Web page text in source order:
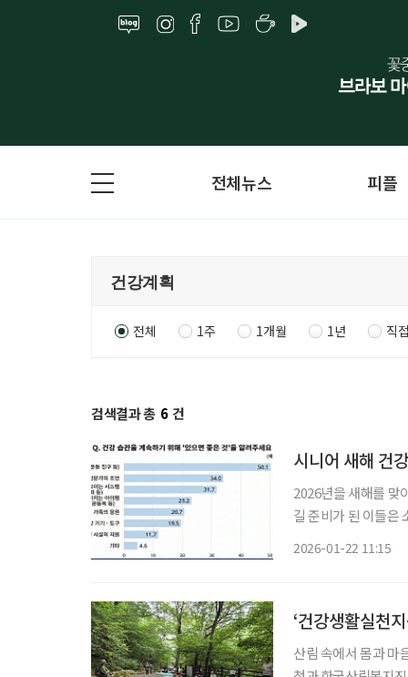
전체뉴스 피플
전체 1주 1개월 1년 직
검색결과 총 6 건
시니어 새해 건
2026년을 새해를 맞
길 준비가 된 이들은 소수에 그
2026-01-22 11:15
‘건강생활실천
산림 속에서 몸과 마